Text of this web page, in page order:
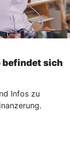
befindet sich
Infos zu